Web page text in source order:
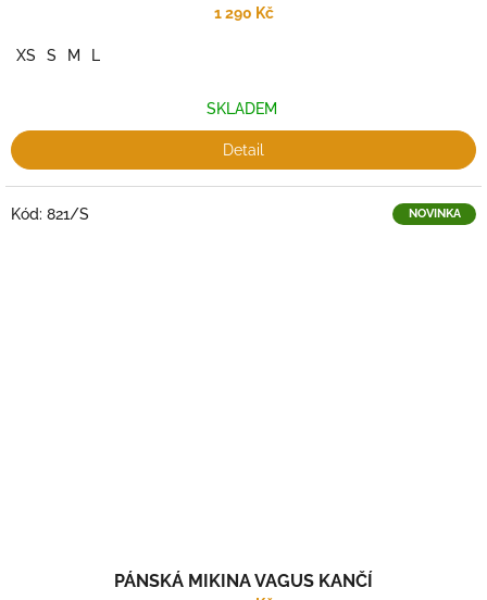
1 290 Kč
XS S M L
SKLADEM
Detail
NOVINKA
PÁNSKÁ MIKINA VAGUS KANČÍ
Kód: 821/S